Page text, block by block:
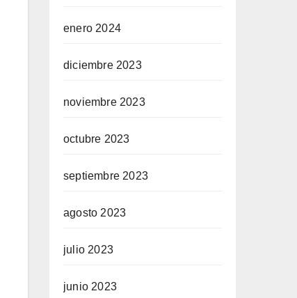
enero 2024
diciembre 2023
noviembre 2023
octubre 2023
septiembre 2023
agosto 2023
julio 2023
junio 2023